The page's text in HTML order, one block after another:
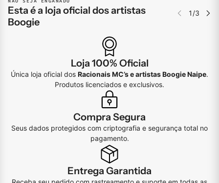
Esta é a loja oficial dos artistas
Boogie
Loja 100% Oficial
Única loja oficial dos Racionais MC’s e artistas Boogie Naipe.
Produtos licenciados e exclusivos.
Compra Segura
Seus dados protegidos com criptografia e segurança total no
pagamento.
Entrega Garantida